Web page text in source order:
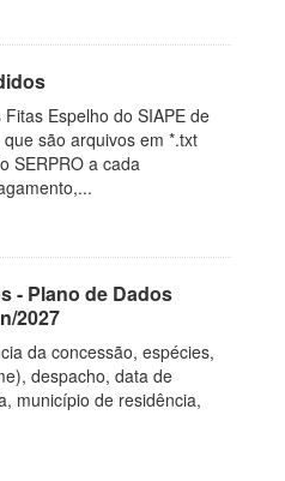
Espelho do SIAPE de
são arquivos em *.txt
SERPRO a cada
- Plano de Dados
2027
da concessão, espécies,
despacho, data de
município de residência,